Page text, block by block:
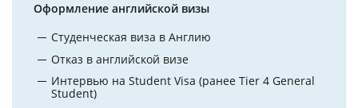
Оформление английской визы
Студенческая виза в Англию
Отказ в английской визе
Интервью на Student Visa (ранее Tier 4 General
Student)